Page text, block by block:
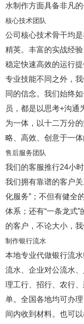
水制作方面具备非凡
核心技术团队
公司核心技术骨干均
精英。丰富的实战经
稳定快速高效的运行
专业技能不同之外，
同的信念。我们始终
员，都是以思考+沟通
为一体，以十二万分
略、高效、创意于一
售后服务团队
我们的客服推行24小
我们拥有靠谱的客户
化服务”；不但有健全
体系；还有“一条龙式
的客户，不论大小，
制作银行流水
本地专业代做银行流
流水、企业对公流水
理工行、招行、农行
单。全国各地均可办
间内收到材料。也可